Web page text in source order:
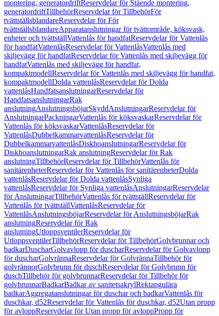
montering, generatordriftReservdelar för Stående montering,
generatordriftTillbehörReservdelar för TillbehörFör
tvättställsblandareReservdelar för För
tvättställsblandareApparatanslutningar för tvättområde, köksvask,
enheter och tvättställVattenlås för handfatReservdelar för Vattenlås
för handfatVattenlåsReservdelar för VattenlåsVattenlås med
skiljevägg för handfatReservdelar för Vattenlås med skiljevägg för
handfatVattenlås med skiljevägg för handfat,
kompaktmodellReservdelar för Vattenlås med skiljevägg för handfat,
kompaktmodellDolda vattenlåsReservdelar för Dolda
vattenlåsHandfatsanslutningarReservdelar för
HandfatsanslutningarRak
anslutningAnslutningsböjarSkyddAnslutningarReservdelar för
AnslutningarPackningarVattenlås för köksvaskarReservdelar för
Vattenlås för köksvaskarVattenlåsReservdelar för
VattenlåsDubbelkammarvattenlåsReservdelar för
DubbelkammarvattenlåsDiskhoanslutningarReservdelar för
DiskhoanslutningarRak anslutningReservdelar för Rak
anslutningTillbehörReservdelar för TillbehörVattenlås för
sanitärenheterReservdelar för Vattenlås för sanitärenheterDolda
vattenlåsReservdelar för Dolda vattenlåsSynliga
vattenlåsReservdelar för Synliga vattenlåsAnslutningarReservdelar
för AnslutningarTillbehörVattenlås för tvättställReservdelar för
Vattenlås för tvättställVattenlåsReservdelar för
VattenlåsAnslutningsböjarReservdelar för AnslutningsböjarRak
anslutningReservdelar för Rak
anslutningUtloppsventilerReservdelar för
UtloppsventilerTillbehörReservdelar för TillbehörGolvbrunnar och
badkarDuscharGolvavlopp för duscharReservdelar för Golvavlopp
för duscharGolvrännaReservdelar för GolvrännaTillbehör för
golvrännorGolvbrunn för duschReservdelar för Golvbrunn för
duschTillbehör för golvbrunnarReservdelar för Tillbehör för
golvbrunnarBadkarBadkar av sanitetsakrylRektangulära
badkarAggregatanslutningar för duschar och badkarVattenlås för
duschkar, d52Reservdelar för Vattenlås för duschkar, d52Utan propp
för avloppReservdelar för Utan propp för avloppPropp för